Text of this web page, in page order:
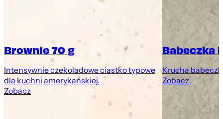
Brownie 70 g
Intensywnie czekoladowe ciastko typowe
dla kuchni amerykańskiej.
Zobacz
Babeczka
Krucha
Zobacz